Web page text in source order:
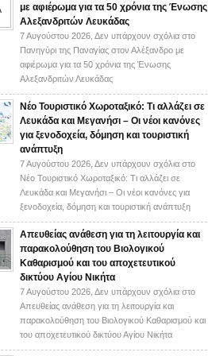
με αφιέρωμα για τα 50 χρόνια της Ένωσης
Αλεξανδριτών Λευκάδας
7 Αυγούστου 2026, Δεν υπάρχουν σχόλια στο
Πανηγύρι της Παναγίας στον Αλέξανδρο με
αφιέρωμα για τα 50 χρόνια της Ένωσης
Αλεξανδριτών Λευκάδας
Νέο Τουριστικό Χωροταξικό: Τι αλλάζει σε
Λευκάδα και Μεγανήσι – Οι νέοι κανόνες
για ξενοδοχεία, δόμηση και τουριστική
ανάπτυξη
7 Αυγούστου 2026, Δεν υπάρχουν σχόλια στο
Νέο Τουριστικό Χωροταξικό: Τι αλλάζει σε
Λευκάδα και Μεγανήσι – Οι νέοι κανόνες για
ξενοδοχεία, δόμηση και τουριστική ανάπτυξη
Απευθείας ανάθεση για τη λειτουργία και
παρακολούθηση του Βιολογικού
Καθαρισμού και του αποχετευτικού
δικτύου Αγίου Νικήτα
7 Αυγούστου 2026, Δεν υπάρχουν σχόλια στο
Απευθείας ανάθεση για τη λειτουργία και
παρακολούθηση του Βιολογικού Καθαρισμού και
του αποχετευτικού δικτύου Αγίου Νικήτα